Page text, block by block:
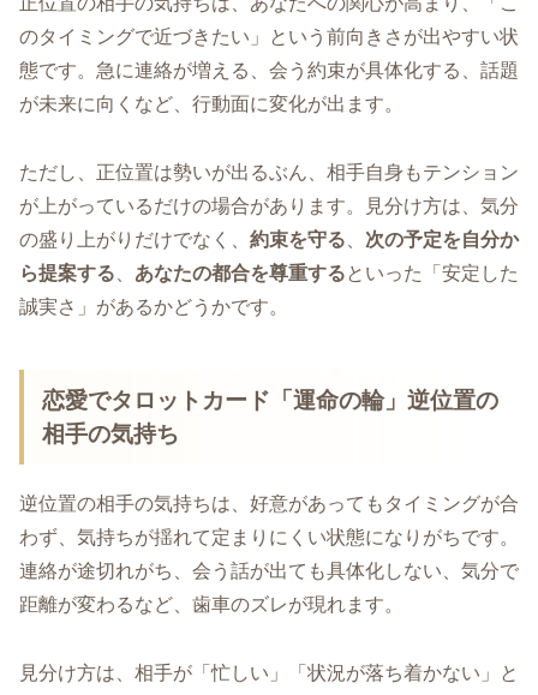
のタイミングで近づきたい」という前向きさが出やすい状
態です。急に連絡が増える、会う約束が具体化する、話題
が未来に向くなど、行動面に変化が出ます。
ただし、正位置は勢いが出るぶん、相手自身もテンション
が上がっているだけの場合があります。見分け方は、気分
の盛り上がりだけでなく、 約束を守る
次の予定を自分か
ら提案する
あなたの都合を尊重するといった「安定した
誠実さ」があるかどうかです。
恋愛でタロットカード「運命の輪」逆位置の
相手の気持ち
逆位置の相手の気持ちは、好意があってもタイミングが合
わず、気持ちが揺れて定まりにくい状態になりがちです。
連絡が途切れがち、会う話が出ても具体化しない、気分で
距離が変わるなど、歯車のズレが現れます。
見分け方は、相手が「忙しい」「状況が落ち着かない」と